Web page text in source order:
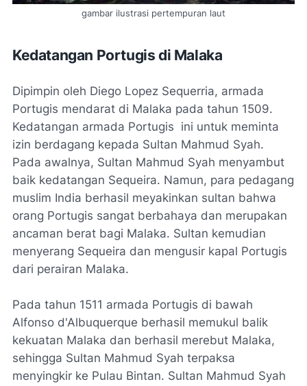
gambar ilustrasi pertempuran laut
Kedatangan Portugis di Malaka
Dipimpin oleh Diego Lopez Sequerria, armada
Portugis mendarat di Malaka pada tahun 1509.
Kedatangan armada Portugis ini untuk meminta
izin berdagang kepada Sultan Mahmud Syah.
Pada awalnya, Sultan Mahmud Syah menyambut
baik kedatangan Sequeira. Namun, para pedagang
muslim India berhasil meyakinkan sultan bahwa
orang Portugis sangat berbahaya dan merupakan
ancaman berat bagi Malaka. Sultan kemudian
menyerang Sequeira dan mengusir kapal Portugis
dari perairan Malaka.
Pada tahun 1511 armada Portugis di bawah
Alfonso d'Albuquerque berhasil memukul balik
kekuatan Malaka dan berhasil merebut Malaka,
sehingga Sultan Mahmud Syah terpaksa
menyingkir ke Pulau Bintan. Sultan Mahmud Syah